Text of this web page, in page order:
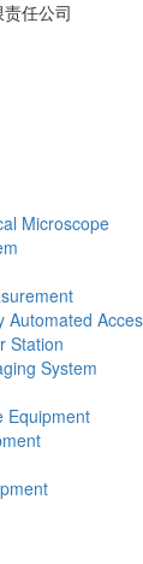
任公司
Microscope
Automated
Station
System
Equipment